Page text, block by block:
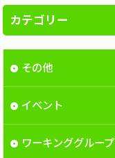
カテゴリー
その他
イベント
ワーキンググループ